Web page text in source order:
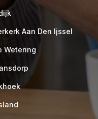
M
Aan Den Ijssel
Wetering